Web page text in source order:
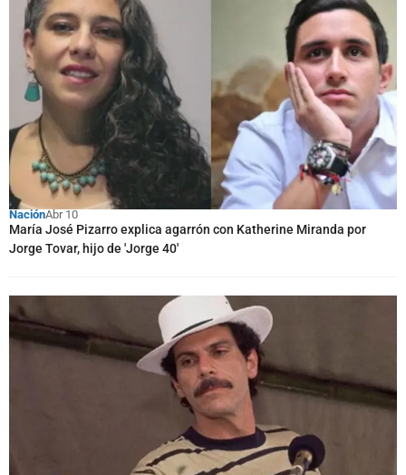
NaciónAbr 10
María José Pizarro explica agarrón con Katherine Miranda por
Jorge Tovar, hijo de 'Jorge 40'